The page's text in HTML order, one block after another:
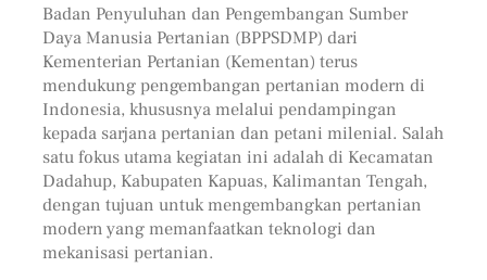
Badan Penyuluhan dan Pengembangan Sumber
Daya Manusia Pertanian (BPPSDMP) dari
Kementerian Pertanian (Kementan) terus
mendukung pengembangan pertanian modern di
Indonesia, khususnya melalui pendampingan
kepada sarjana pertanian dan petani milenial. Salah
satu fokus utama kegiatan ini adalah di Kecamatan
Dadahup, Kabupaten Kapuas, Kalimantan Tengah,
dengan tujuan untuk mengembangkan pertanian
modern yang memanfaatkan teknologi dan
mekanisasi pertanian.